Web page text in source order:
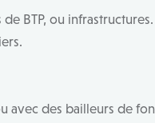
BTP, ou infrastructures.
avec des bailleurs de